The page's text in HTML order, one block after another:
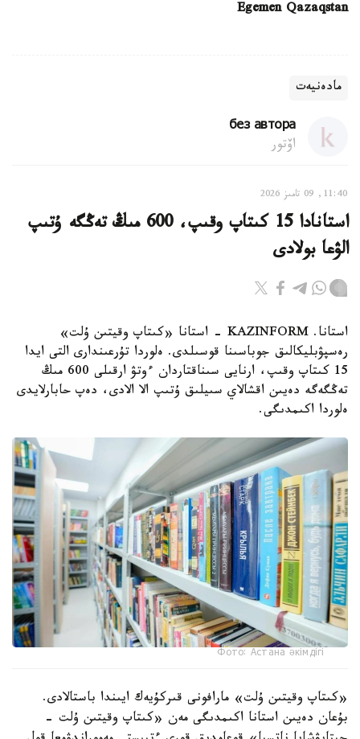
Egemen Qazaqstan
مادەنيەت
без автора
اۆتور
11:40, 09 تامىز 2026
استانادا 15 كىتاپ وقىپ، 600 مىڭ تەڭگە ۇتىپ
الۋعا بولادى
استانا. KAZINFORM - استانا «كىتاپ وقيتىن ۇلت»
رەسپۋبليكالىق جوباسىنا قوسىلدى. ەلوردا تۇرعىندارى التى ايدا
15 كىتاپ وقىپ، ارنايى سىناقتاردان ءوتۋ ارقىلى 600 مىڭ
تەڭگەگە دەيىن اقشالاي سىيلىق ۇتىپ الا الادى، دەپ حابارلايدى
ەلوردا اكىمدىگى.
Фото: Астана әкімдігі
«كىتاپ وقيتىن ۇلت» مارافونى قىركۇيەك ايىندا باستالادى.
بۇعان دەيىن استانا اكىمدىگى مەن «كىتاپ وقيتىن ۇلت -